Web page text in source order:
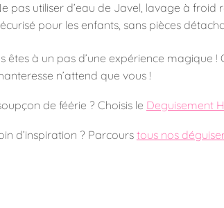
pas utiliser d’eau de Javel, lavage à froid
pour les enfants, sans pièces
êtes à un pas d’une expérience magique
n’attend que vous !
de féérie ? Choisis le Deguisement
d’inspiration ? Parcours tous nos